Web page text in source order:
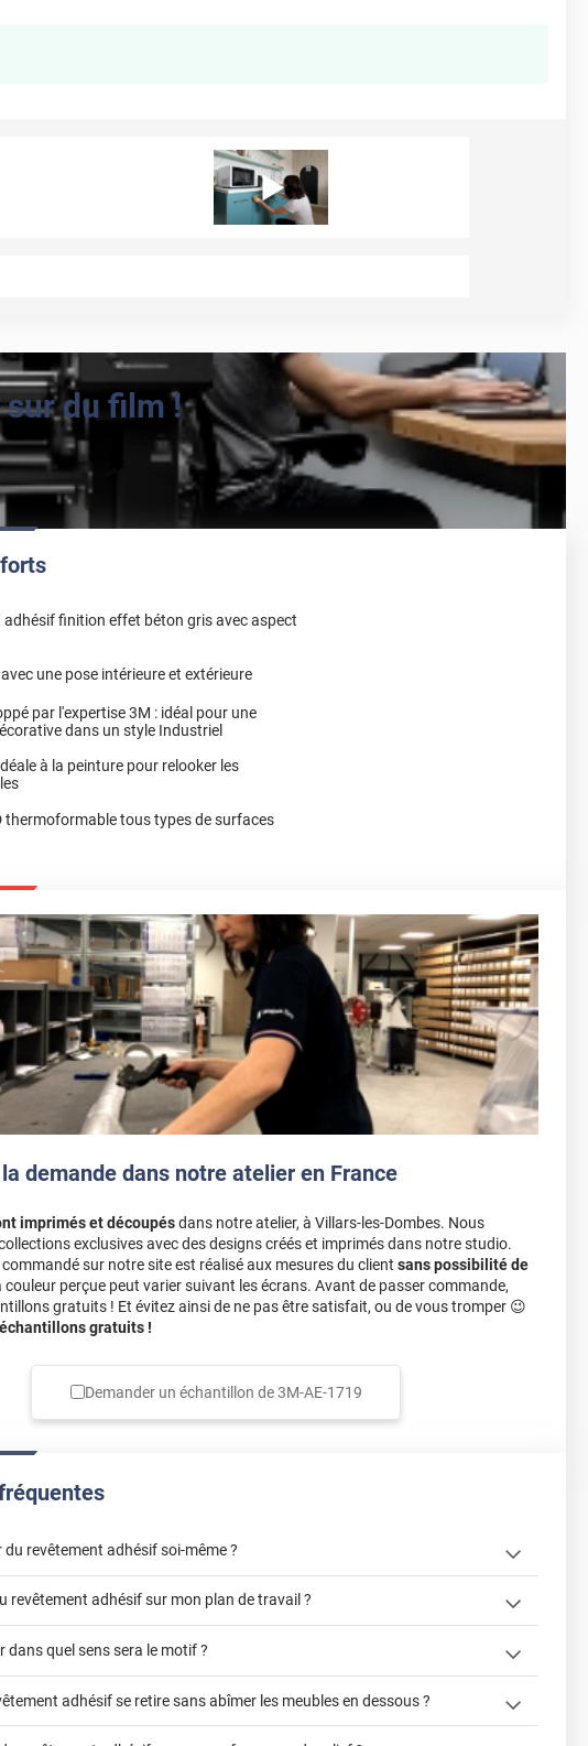
du film !
adhésif finition effet béton gris avec aspect
une pose intérieure et extérieure
par l'expertise 3M : idéal pour une
dans un style Industriel
à la peinture pour relooker les
thermoformable tous types de surfaces
demande dans notre atelier en France
imprimés et découpésdans notre atelier, à Villars-les-Dombes. Nous
exclusives avec des designs créés et imprimés dans notre studio.
sur notre site est réalisé aux mesures du client sans possibilité de
couleur perçue peut varier suivant les écrans. Avant de passer commande,
gratuits ! Et évitez ainsi de ne pas être satisfait, ou de vous tromper 😉
gratuits !
Demander un échantillon de3M-AE-1719
revêtement adhésif soi-même ?
adhésif ? »
revêtement adhésif sur mon plan de travail ?
de travail de cuisine ?"
dans quel sens sera le motif ?
adhésif se retire sans abîmer les meubles en dessous ?